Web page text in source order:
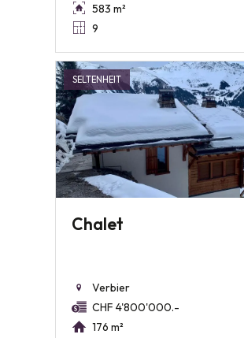
583 m²
9
SELTENHEIT
Chalet
Verbier
CHF 4'800'000.-
176 m²